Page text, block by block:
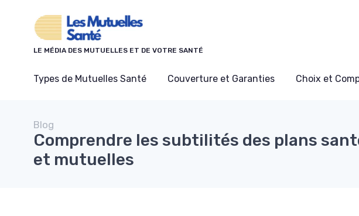
LE MÉDIA DES MUTUELLES ET DE VOTRE SANTÉ
Types de Mutuelles Santé Couverture et Garanties Choix et
Blog
Comprendre les subtilités des plans
et mutuelles